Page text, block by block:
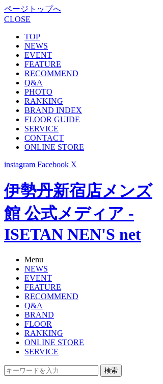
ページトップへ
CLOSE
TOP
NEWS
EVENT
FEATURE
RECOMMEND
Q&A
PHOTO
RANKING
BRAND INDEX
FLOOR GUIDE
SERVICE
CONTACT
ONLINE STORE
instagram Facebook X
伊勢丹新宿店メンズ
館 公式メディア -
ISETAN NEN'S net
Menu
NEWS
EVENT
FEATURE
RECOMMEND
Q&A
BRAND
FLOOR
RANKING
ONLINE STORE
SERVICE
検索